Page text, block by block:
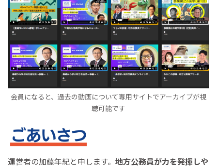
会員になると、過去の動画について専用サイトでアーカイブが視
聴可能です
運営者の加藤年紀と申します。 地方公務員が力を発揮しや